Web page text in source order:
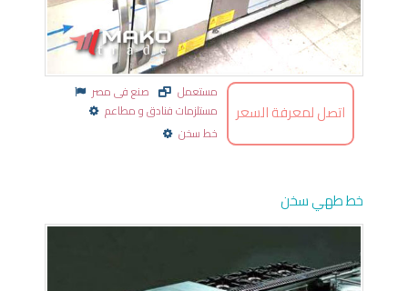
اتصل لمعرفة السعر
مستعمل
صنع فى مصر
مستلزمات فنادق و مطاعم
خط سخن
خط طهي سخن